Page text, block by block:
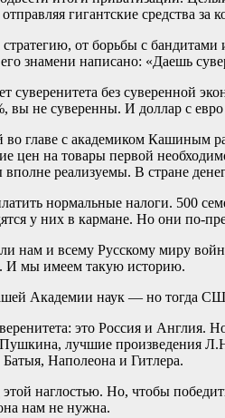
гигантские средства за
от борьбы с бандитами
знамени написано: «Даешь
без суверенной
вы не суверенны. И доллар с
главе с академиком Кашиным
цен на товары первой
реализуемы. В стране
нормальные налоги. 500
у них в кармане. Но они по-
нам и всему Русскому миру
И мы имеем такую историю.
Академии наук — но тогда
это Россия и
лучшие произведения
Наполеона и Гитлера.
наглостью. Но, чтобы
нам не нужна.